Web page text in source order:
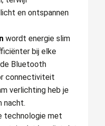
en ontspannen
wordt energie slim
bij elke
Bluetooth
connectiviteit
verlichting heb je
nacht.
technologie met